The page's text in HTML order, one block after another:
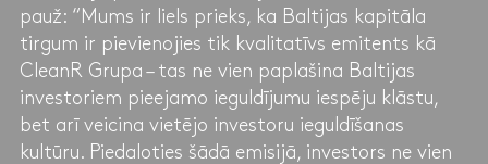
pauž: “Mums ir liels prieks, ka Baltijas kapitāla
tirgum ir pievienojies tik kvalitatīvs emitents kā
CleanR Grupa – tas ne vien paplašina Baltijas
investoriem pieejamo ieguldījumu iespēju klāstu,
bet arī veicina vietējo investoru ieguldīšanas
kultūru. Piedaloties šādā emisijā, investors ne vien